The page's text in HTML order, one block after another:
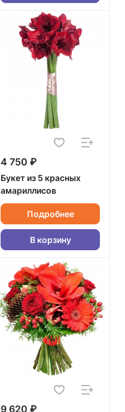
4 750 ₽
Букет из 5 красных
амариллисов
Подробнее
В корзину
9 620 ₽